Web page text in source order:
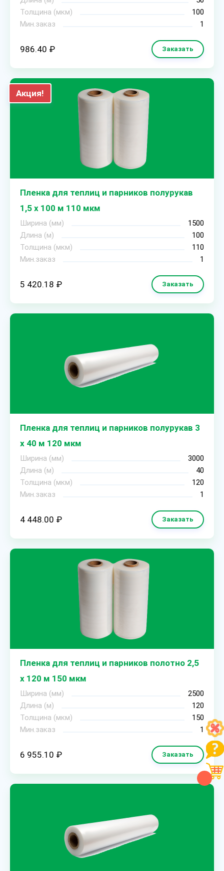
Толщина (мкм)
100
Мин.заказ
1
986.40 ₽ Заказать
Акция!
Пленка для теплиц и парников полурукав
1,5 х 100 м 110 мкм
Ширина (мм)
1500
Длина (м)
100
Толщина (мкм)
110
Мин.заказ
1
5 420.18 ₽ Заказать
Пленка для теплиц и парников полурукав 3
х 40 м 120 мкм
Ширина (мм)
3000
Длина (м)
40
Толщина (мкм)
120
Мин.заказ
1
4 448.00 ₽ Заказать
Пленка для теплиц и парников полотно 2,5
х 120 м 150 мкм
Ширина (мм)
2500
Длина (м)
120
Толщина (мкм)
150
Мин.заказ
1
6 955.10 ₽ Заказать